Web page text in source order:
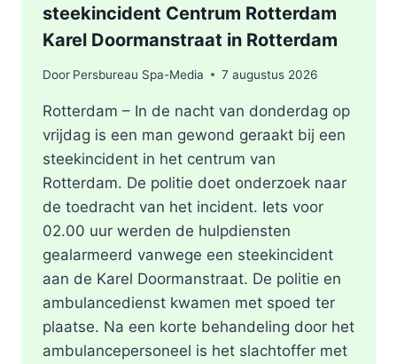
steekincident Centrum Rotterdam
Karel Doormanstraat in Rotterdam
Door Persbureau Spa-Media 7 augustus 2026
Rotterdam – In de nacht van donderdag op
vrijdag is een man gewond geraakt bij een
steekincident in het centrum van
Rotterdam. De politie doet onderzoek naar
de toedracht van het incident. Iets voor
02.00 uur werden de hulpdiensten
gealarmeerd vanwege een steekincident
aan de Karel Doormanstraat. De politie en
ambulancedienst kwamen met spoed ter
plaatse. Na een korte behandeling door het
ambulancepersoneel is het slachtoffer met